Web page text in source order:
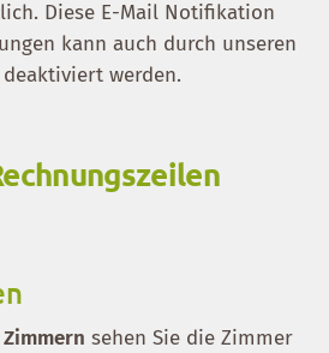
Diese E-Mail Notifikation
kann auch durch unseren
werden.
sehen Sie die Zimmer